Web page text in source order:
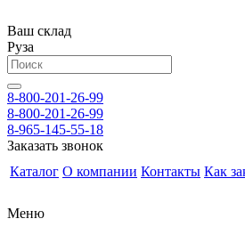
Ваш склад
Руза
8-800-201-26-99
8-800-201-26-99
8-965-145-55-18
Заказать звонок
Каталог О компании Контакты Как
Меню